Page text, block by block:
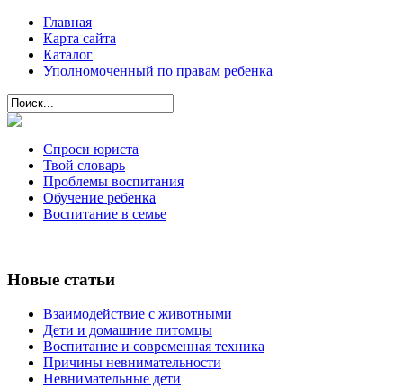
Главная
Карта сайта
Каталог
Уполномоченный по правам ребенка
Спроси юриста
Твой словарь
Проблемы воспитания
Обучение ребенка
Воспитание в семье
Новые статьи
Взаимодействие с животными
Дети и домашние питомцы
Воспитание и современная техника
Причины невнимательности
Невнимательные дети